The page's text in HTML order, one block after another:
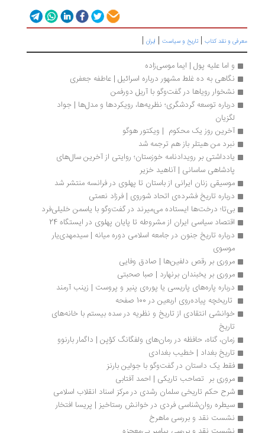
و نقد کتاب|تاریخ و سیاست |ایران|
و اما علیه پول | ایما موسی‌زاده
نگاهی به ده غلط مشهور درباره اسرائیل | عاطفه جعفری
نشخوار رویاها در گفت‌وگو با آریل دورفمن
درباره توسعه گردشگری؛ نظریه‌ها، رویکردها و مدل‌ها | جواد
آخرین روز یک محکوم  | ویکتور هوگو
نبرد من هیتلر باز هم ترجمه شد
یادداشتی بر رویدادنامه خوزستان؛ روایتی از آخرین سال‌های
پادشاهی ساسانی | آناهید خزیر
موسیقی زنان ایرانی از باستان تا پهلوی در فرانسه منتشر شد
درباره تاریخ فشرده‌ی اتحاد شوروی | فرزاد نعمتی
بی‌تا؛ درخت‌ها ایستاده می‌میرند در گفت‌وگو‌ با یاسمن خلیلی‌فرد
اقتصاد سیاسی ایران از مشروطه تا پایان پهلوی در ایستگاه 24
درباره تاریخ جنون در جامعه اسلامی دوره میانه | سیدمهدی‌یار
مروری بر رقص دلفین‌ها | صادق وفایی
مروری بر یخبندان برنهارد | صبا صحبتی
درباره پاره‌های پاریسی یا پوره‌ی پنیر و پروست | زینب آرمند
تاریخچه پیاده‌روی اربعین در 100 صفحه
خوانشی انتقادی از تاریخ و نظریه در سده بیستم با خانه‌های
زمان، گناه، حافظه در رمان‌های ولفگانگ کؤپن | داگمار بارنوو
تاریخ بغداد | خطیب بغدادی
فقط یک داستان در گفت‌وگو با جولین بارنز
مروری بر  تصاحب تاریکی | احمد آفتابی
شرح حکم تاریخی سلمان رشدی در مرکز اسناد انقلاب اسلامی
سیطره روان‌شناسی فردی در خوانش رستاخیز | پریسا افتخار
نشست نقد و بررسی ماهرخ